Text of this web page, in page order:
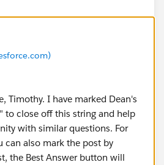
Timothy. I have marked Dean's
to close off this string and help
with similar questions. For
can also mark the post by
the Best Answer button will